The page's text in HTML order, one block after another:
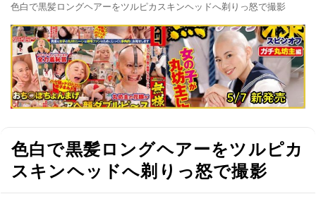
色白で黒髪ロングヘアーをツルピカスキンヘッドへ剃りっ怒で撮影
色白で黒髪ロングヘアーをツルピカ
スキンヘッドへ剃りっ怒で撮影